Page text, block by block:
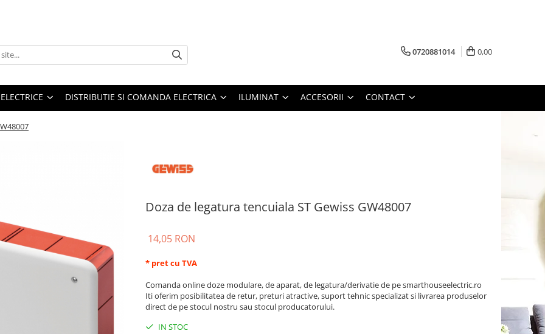
0720881014 0,00
DISTRIBUTIE SI COMANDA ELECTRICA ILUMINAT ACCESORII CONTACT
Doza de legatura tencuiala ST Gewiss GW48007
14,05 RON
* pret cu TVA
Comanda online doze modulare, de aparat, de legatura/derivatie de pe smarthouseelectric.ro
Iti oferim posibilitatea de retur, preturi atractive, suport tehnic specializat si livrarea produselor
direct de pe stocul nostru sau stocul producatorului.
IN STOC